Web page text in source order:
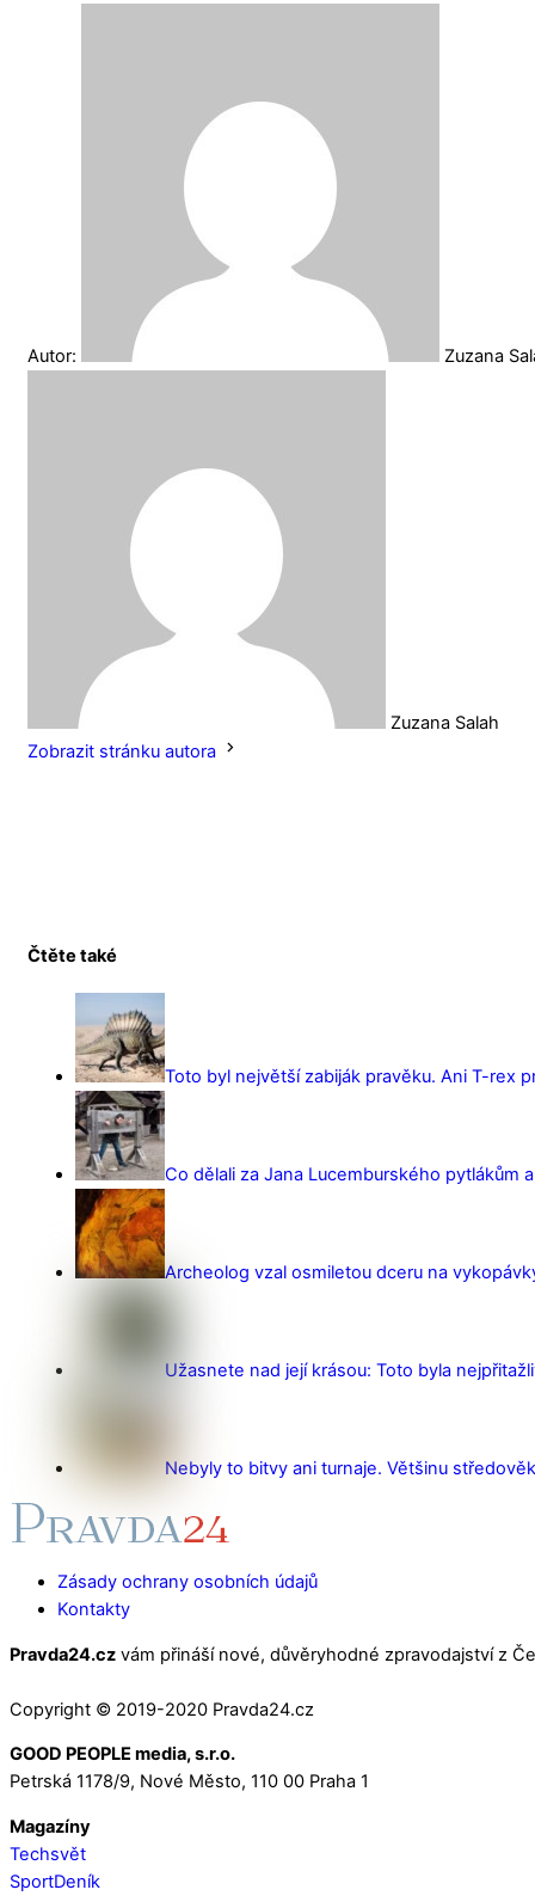
Autor: Zuzana
Zuzana Salah
Zobrazit stránku autora
Čtěte také
Toto byl největší zabiják pravěku. Ani T-rex
Co dělali za Jana Lucemburského pytlákům
Archeolog vzal osmiletou dceru na
Užasnete nad její krásou: Toto byla
Nebyly to bitvy ani turnaje. Většinu
Zásady ochrany osobních údajů
Kontakty
Pravda24.cz vám přináší nové, důvěryhodné zpravodajství z
Copyright © 2019-2020 Pravda24.cz
GOOD PEOPLE media, s.r.o.
Petrská 1178/9, Nové Město, 110 00 Praha 1
Magazíny
Techsvět
SportDeník